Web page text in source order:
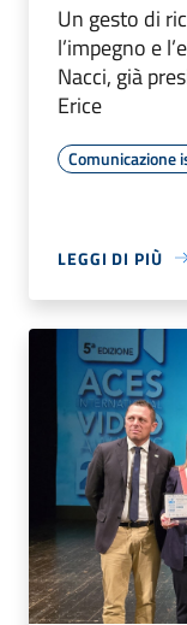
Un gesto di
l’impegno e
Nacci, già
Erice
Comunicazione
LEGGI DI PIÙ